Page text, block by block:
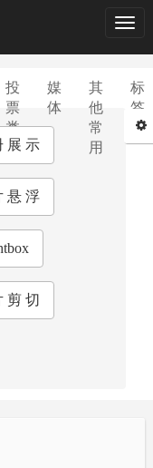
投
票
类
媒
体
其
他
常
用
标
签
库
展 示
悬 浮
剪 切